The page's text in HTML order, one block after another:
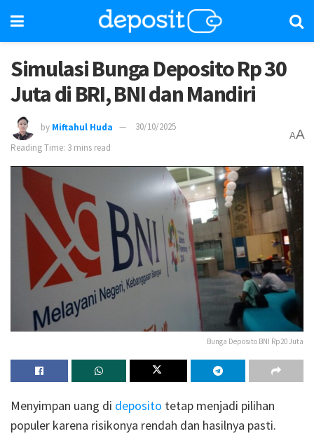
Simulasi Bunga Deposito Rp 30
Juta di BRI, BNI dan Mandiri
by Miftahul Huda
30/10/2025
Reading Time: 3 mins read
AA
Bunga Deposito BNI Rp20 Juta
Menyimpan uang di deposito tetap menjadi pilihan
populer karena risikonya rendah dan hasilnya pasti.